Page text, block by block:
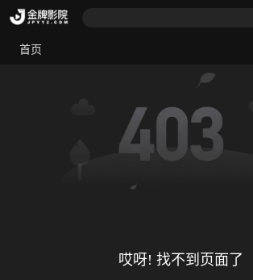
首页
哎呀! 找不到页面了